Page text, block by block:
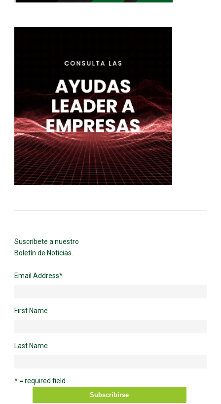
Suscríbete a nuestro
Boletín de Noticias.
Email Address*
First Name
Last Name
* = required field